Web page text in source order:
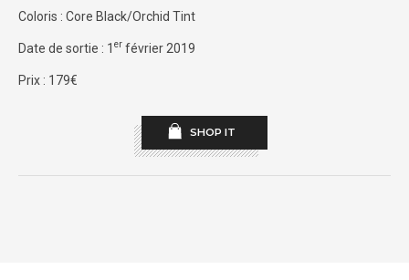
Coloris : Core Black/Orchid Tint
Date de sortie : 1 er février 2019
Prix : 179€
SHOP IT